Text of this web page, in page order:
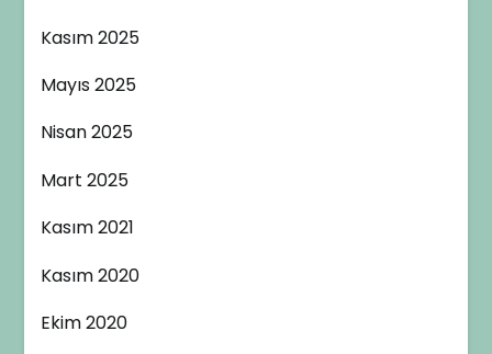
Kasım 2025
Mayıs 2025
Nisan 2025
Mart 2025
Kasım 2021
Kasım 2020
Ekim 2020